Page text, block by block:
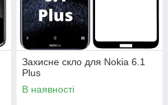
Захисне скло для Nokia 6.1
Plus
В наявності